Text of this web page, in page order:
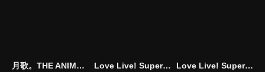
月歌。THE ANIMATION 2 Love Live! Superstar!! Love Live! Superstar!! 第二季